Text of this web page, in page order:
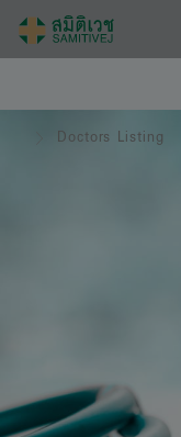
Doctors Listing